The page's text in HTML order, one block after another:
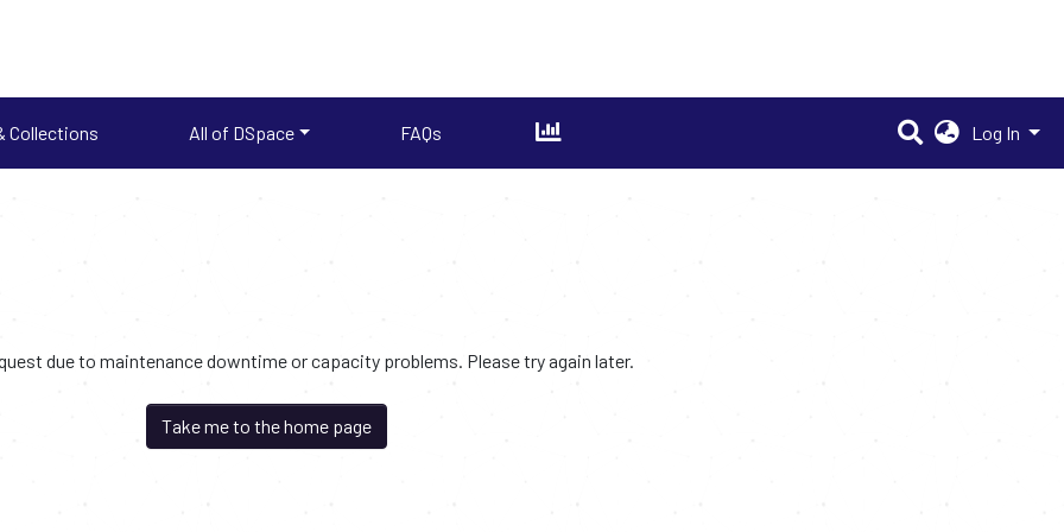
Collections All of DSpace FAQs Log In
due to maintenance downtime or capacity problems. Please try again later.
Take me to the home page